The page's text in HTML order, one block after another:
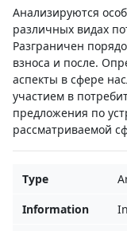
Анализируются
различных видах
Разграничен
взноса и после.
аспекты в сфере
участием в
предложения по
рассматриваемой
Type
Information